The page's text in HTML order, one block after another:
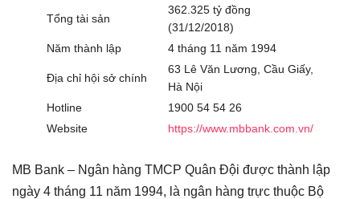
Tổng tài sản
362.325 tỷ đồng
(31/12/2018)
Năm thành lập
4 tháng 11 năm 1994
Địa chỉ hội sở chính
63 Lê Văn Lương, Cầu Giấy,
Hà Nội
Hotline
1900 54 54 26
Website
https://www.mbbank.com.vn/
MB Bank – Ngân hàng TMCP Quân Đội được thành lập
ngày 4 tháng 11 năm 1994, là ngân hàng trực thuộc Bộ